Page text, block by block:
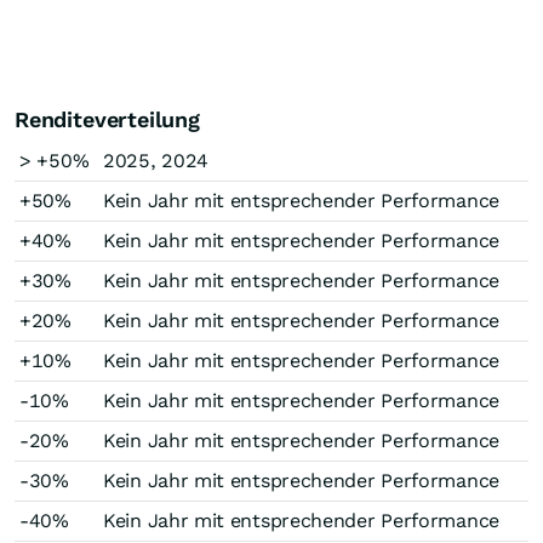
Renditeverteilung
> +50%
2025, 2024
+50%
Kein Jahr mit entsprechender Performance
+40%
Kein Jahr mit entsprechender Performance
+30%
Kein Jahr mit entsprechender Performance
+20%
Kein Jahr mit entsprechender Performance
+10%
Kein Jahr mit entsprechender Performance
-10%
Kein Jahr mit entsprechender Performance
-20%
Kein Jahr mit entsprechender Performance
-30%
Kein Jahr mit entsprechender Performance
-40%
Kein Jahr mit entsprechender Performance